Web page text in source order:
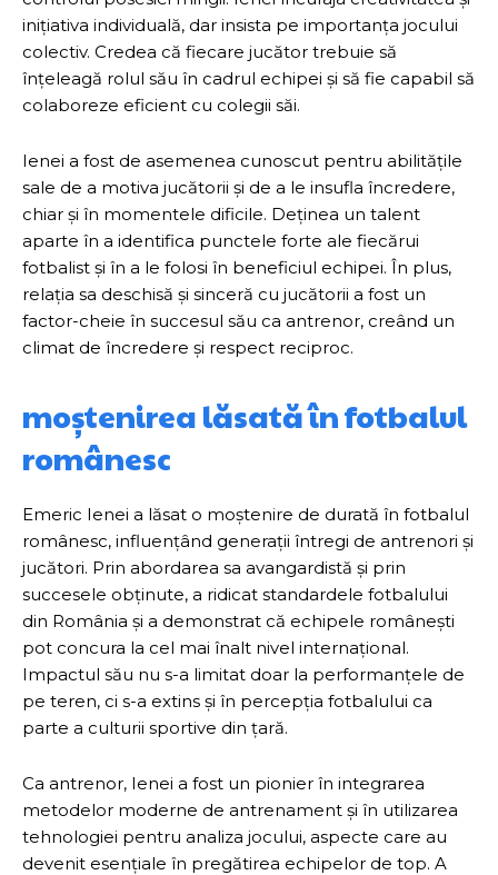
inițiativa individuală, dar insista pe importanța jocului
colectiv. Credea că fiecare jucător trebuie să
înțeleagă rolul său în cadrul echipei și să fie capabil să
colaboreze eficient cu colegii săi.
Ienei a fost de asemenea cunoscut pentru abilitățile
sale de a motiva jucătorii și de a le insufla încredere,
chiar și în momentele dificile. Deținea un talent
aparte în a identifica punctele forte ale fiecărui
fotbalist și în a le folosi în beneficiul echipei. În plus,
relația sa deschisă și sinceră cu jucătorii a fost un
factor-cheie în succesul său ca antrenor, creând un
climat de încredere și respect reciproc.
moștenirea lăsată în fotbalul
românesc
Emeric Ienei a lăsat o moștenire de durată în fotbalul
românesc, influențând generații întregi de antrenori și
jucători. Prin abordarea sa avangardistă și prin
succesele obținute, a ridicat standardele fotbalului
din România și a demonstrat că echipele românești
pot concura la cel mai înalt nivel internațional.
Impactul său nu s-a limitat doar la performanțele de
pe teren, ci s-a extins și în percepția fotbalului ca
parte a culturii sportive din țară.
Ca antrenor, Ienei a fost un pionier în integrarea
metodelor moderne de antrenament și în utilizarea
tehnologiei pentru analiza jocului, aspecte care au
devenit esențiale în pregătirea echipelor de top. A